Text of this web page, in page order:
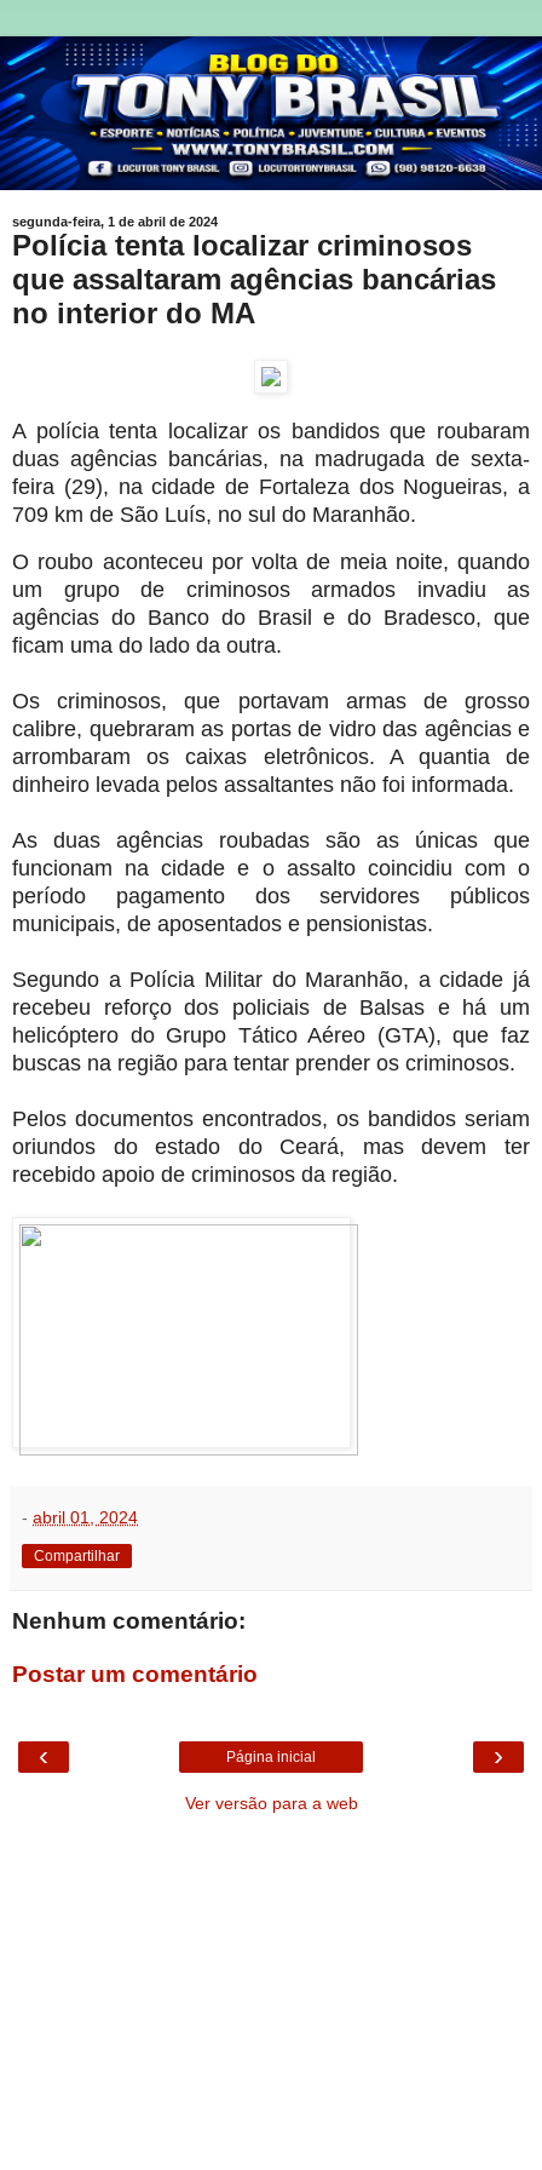
segunda-feira, 1 de abril de 2024
Polícia tenta localizar criminosos
que assaltaram agências bancárias
no interior do MA
A polícia tenta localizar os bandidos que roubaram
duas agências bancárias, na madrugada de sexta-
feira (29), na cidade de Fortaleza dos Nogueiras, a
709 km de São Luís, no sul do Maranhão.
O roubo aconteceu por volta de meia noite, quando
um grupo de criminosos armados invadiu as
agências do Banco do Brasil e do Bradesco, que
ficam uma do lado da outra.
Os criminosos, que portavam armas de grosso
calibre, quebraram as portas de vidro das agências e
arrombaram os caixas eletrônicos. A quantia de
dinheiro levada pelos assaltantes não foi informada.
As duas agências roubadas são as únicas que
funcionam na cidade e o assalto coincidiu com o
período pagamento dos servidores públicos
municipais, de aposentados e pensionistas.
Segundo a Polícia Militar do Maranhão, a cidade já
recebeu reforço dos policiais de Balsas e há um
helicóptero do Grupo Tático Aéreo (GTA), que faz
buscas na região para tentar prender os criminosos.
Pelos documentos encontrados, os bandidos seriam
oriundos do estado do Ceará, mas devem ter
recebido apoio de criminosos da região.
- abril 01, 2024
Compartilhar
Nenhum comentário:
Postar um comentário
‹ ›
Página inicial
Ver versão para a web